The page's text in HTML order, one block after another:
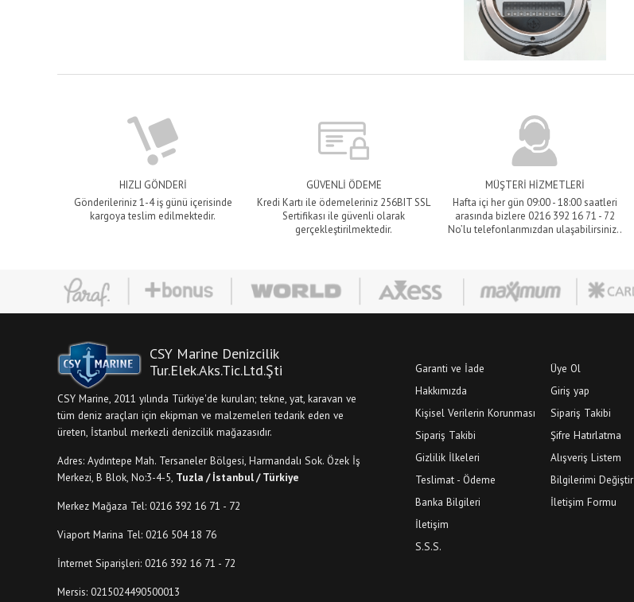
HIZLI GÖNDERİ
Gönderileriniz 1-4 iş günü içerisinde
kargoya teslim edilmektedir.
GÜVENLİ ÖDEME
Kredi Kartı ile ödemeleriniz 256BIT SSL
Sertifikası ile güvenli olarak
gerçekleştirilmektedir.
MÜŞTERİ HİZMETLERİ
Hafta içi her gün 09:00 - 18:00 saatleri
arasında bizlere 0216 392 16 71 - 72
No’lu telefonlarımızdan ulaşabilirsiniz..
CSY Marine Denizcilik
Tur.Elek.Aks.Tic.Ltd.Şti
CSY Marine, 2011 yılında Türkiye'de kurulan; tekne, yat, karavan ve
tüm deniz araçları için ekipman ve malzemeleri tedarik eden ve
üreten, İstanbul merkezli denizcilik mağazasıdır.
Adres: Aydıntepe Mah. Tersaneler Bölgesi, Harmandalı Sok. Özek İş
Merkezi, B Blok, No:3-4-5, Tuzla / İstanbul / Türkiye
Merkez Mağaza Tel: 0216 392 16 71 - 72
Viaport Marina Tel: 0216 504 18 76
İnternet Siparişleri: 0216 392 16 71 - 72
Mersis: 0215024490500013
Garanti ve İade
Hakkımızda
Kişisel Verilerin Korunması
Sipariş Takibi
Gizlilik İlkeleri
Teslimat - Ödeme
Banka Bilgileri
İletişim
S.S.S.
Üye Ol
Giriş yap
Sipariş Takibi
Şifre Hatırlatma
Alışveriş Listem
Bilgilerimi Değiştir
İletişim Formu